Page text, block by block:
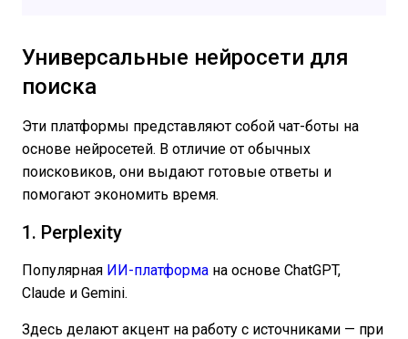
Универсальные нейросети для
поиска
Эти платформы представляют собой чат-боты на
основе нейросетей. В отличие от обычных
поисковиков, они выдают готовые ответы и
помогают экономить время.
1. Perplexity
Популярная ИИ-платформа на основе ChatGPT,
Claude и Gemini.
Здесь делают акцент на работу с источниками — при